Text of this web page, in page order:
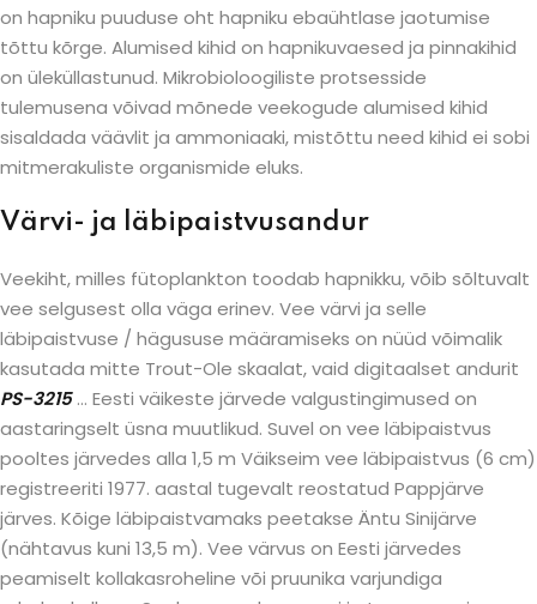
on hapniku puuduse oht hapniku ebaühtlase jaotumise
tõttu kõrge. Alumised kihid on hapnikuvaesed ja pinnakihid
on üleküllastunud. Mikrobioloogiliste protsesside
tulemusena võivad mõnede veekogude alumised kihid
sisaldada väävlit ja ammoniaaki, mistõttu need kihid ei sobi
mitmerakuliste organismide eluks.
Värvi- ja läbipaistvusandur
Veekiht, milles fütoplankton toodab hapnikku, võib sõltuvalt
vee selgusest olla väga erinev. Vee värvi ja selle
läbipaistvuse / hägususe määramiseks on nüüd võimalik
kasutada mitte Trout-Ole skaalat, vaid digitaalset andurit
PS-3215… Eesti väikeste järvede valgustingimused on
aastaringselt üsna muutlikud. Suvel on vee läbipaistvus
pooltes järvedes alla 1,5 m Väikseim vee läbipaistvus (6 cm)
registreeriti 1977. aastal tugevalt reostatud Pappjärve
järves. Kõige läbipaistvamaks peetakse Äntu Sinijärve
(nähtavus kuni 13,5 m). Vee värvus on Eesti järvedes
peamiselt kollakasroheline või pruunika varjundiga